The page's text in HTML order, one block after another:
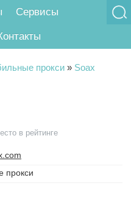
Сервисы
прокси » Soax
в рейтинге
прокси